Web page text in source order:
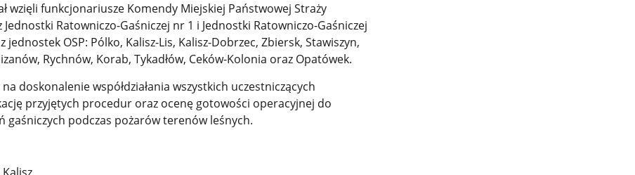
wzięli funkcjonariusze Komendy Miejskiej Państwowej Straży
Jednostki Ratowniczo-Gaśniczej nr 1 i Jednostki Ratowniczo-Gaśniczej
OSP: Pólko, Kalisz-Lis, Kalisz-Dobrzec, Zbiersk, Stawiszyn,
Rychnów, Korab, Tykadłów, Ceków-Kolonia oraz Opatówek.
na doskonalenie współdziałania wszystkich uczestniczących
przyjętych procedur oraz ocenę gotowości operacyjnej do
gaśniczych podczas pożarów terenów leśnych.